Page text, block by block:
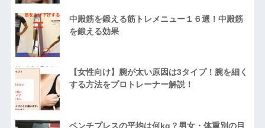
中殿筋を鍛える筋トレメニュー１６選！中殿筋
を鍛える効果
【女性向け】腕が太い原因は3タイプ！腕を細く
する方法をプロトレーナー解説！
ベンチプレスの平均は何kg？男女・体重別の目